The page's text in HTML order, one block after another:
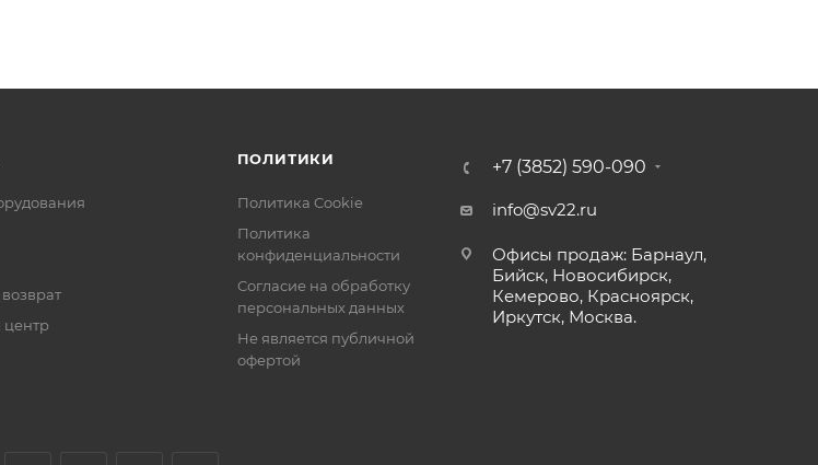
ПОЛИТИКИ
Политика Cookie
Политика
конфиденциальности
Согласие на обработку
персональных данных
Не является публичной
офертой
+7 (3852) 590-090
info@sv22.ru
Офисы продаж: Барнаул,
Бийск, Новосибирск,
Кемерово, Красноярск,
Иркутск, Москва.